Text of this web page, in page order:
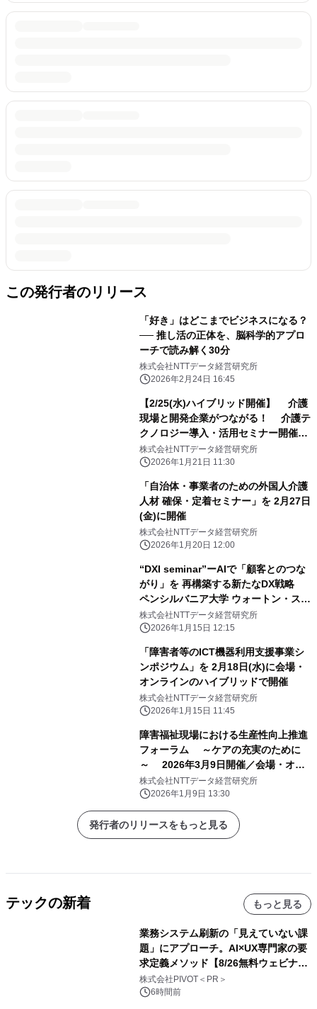
この発行者のリリース
「好き」はどこまでビジネスになる？
── 推し活の正体を、脳科学的アプロ
ーチで読み解く30分
株式会社NTTデータ経営研究所
2026年2月24日 16:45
【2/25(水)ハイブリッド開催】 介護
現場と開発企業がつながる！ 介護テ
クノロジー導入・活用セミナー開催の
お知らせ
株式会社NTTデータ経営研究所
2026年1月21日 11:30
「自治体・事業者のための外国人介護
人材 確保・定着セミナー」を 2月27日
(金)に開催
株式会社NTTデータ経営研究所
2026年1月20日 12:00
“DXI seminar”ーAIで「顧客とのつな
がり」を 再構築する新たなDX戦略
ペンシルバニア大学 ウォートン・スク
ール 経営学教授 ニコライ・シゲル
コ氏によるDX関連の特別セミナー開催
株式会社NTTデータ経営研究所
2026年1月15日 12:15
「障害者等のICT機器利用支援事業シ
ンポジウム」を 2月18日(水)に会場・
オンラインのハイブリッドで開催
株式会社NTTデータ経営研究所
2026年1月15日 11:45
障害福祉現場における生産性向上推進
フォーラム ～ケアの充実のために
～ 2026年3月9日開催／会場・オン
ラインのハイブリッド形式
株式会社NTTデータ経営研究所
2026年1月9日 13:30
発行者のリリースをもっと見る
テックの新着 もっと見る
業務システム刷新の「見えていない課
題」にアプローチ。AI×UX専門家の要
求定義メソッド【8/26無料ウェビナ
ー】株式会社PIVOT
株式会社PIVOT＜PR＞
6時間前